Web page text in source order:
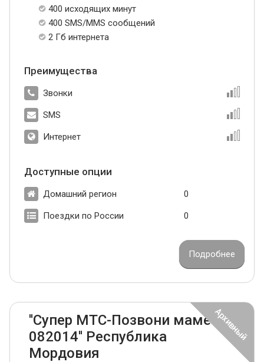
400 исходящих минут
400 SMS/MMS сообщений
2 Гб интернета
Преимущества
Звонки
SMS
Интернет
Доступные опции
Домашний регион 0
Поездки по России 0
Подробнее
''Супер МТС-Позвони маме
082014'' Республика
Мордовия